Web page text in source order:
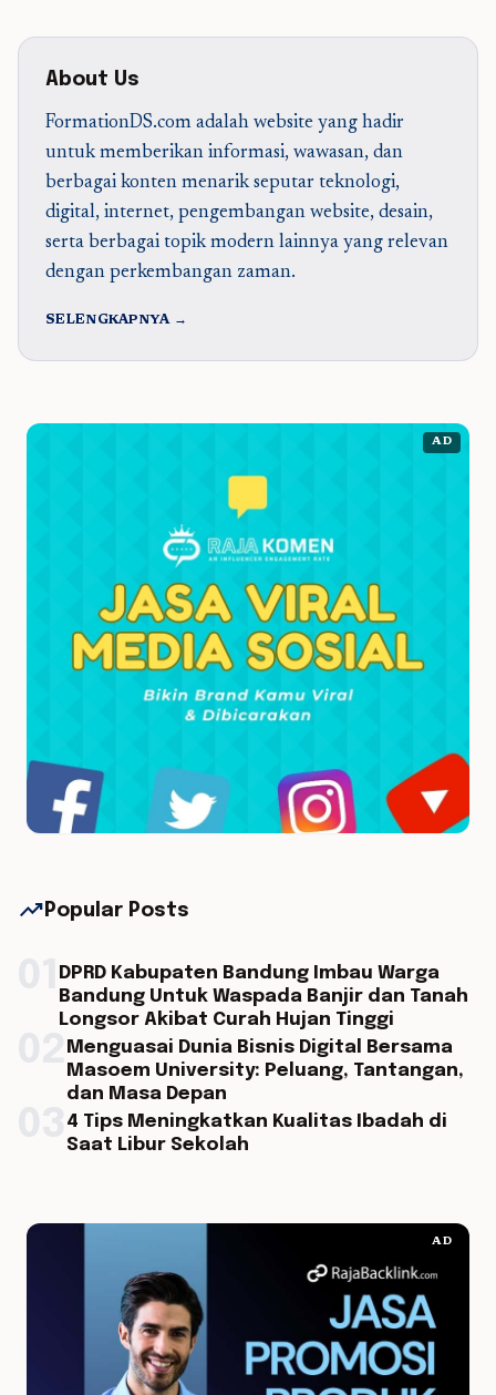
About Us
FormationDS.com adalah website yang hadir
untuk memberikan informasi, wawasan, dan
berbagai konten menarik seputar teknologi,
digital, internet, pengembangan website, desain,
serta berbagai topik modern lainnya yang relevan
dengan perkembangan zaman.
SELENGKAPNYA →
AD
trending_up Popular Posts
DPRD Kabupaten Bandung Imbau Warga
Bandung Untuk Waspada Banjir dan Tanah
Longsor Akibat Curah Hujan Tinggi
Menguasai Dunia Bisnis Digital Bersama
Masoem University: Peluang, Tantangan,
dan Masa Depan
4 Tips Meningkatkan Kualitas Ibadah di
Saat Libur Sekolah
AD